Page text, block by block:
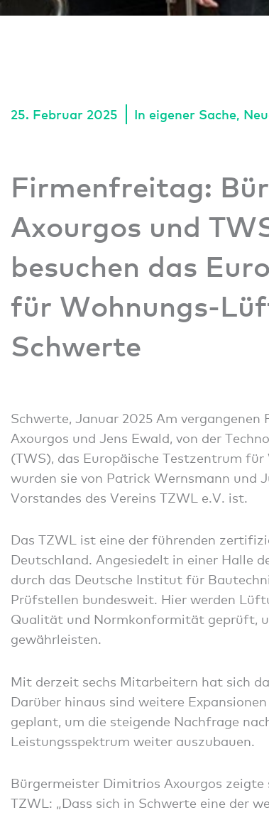
25. Februar 2025 In eigener Sache
Firmenfreitag:
Axourgos und
besuchen das
für Wohnungs-
Schwerte
Schwerte, Januar 2025 Am
Axourgos und Jens Ewald, von der
(TWS), das Europäische Testzentrum
wurden sie von Patrick Wernsmann und
Vorstandes des Vereins TZWL e.V. ist.
Das TZWL ist eine der führenden
Deutschland. Angesiedelt in einer Halle
durch das Deutsche Institut für
Prüfstellen bundesweit. Hier werden
Qualität und Normkonformität geprüft,
gewährleisten.
Mit derzeit sechs Mitarbeitern hat sich
Darüber hinaus sind weitere
geplant, um die steigende Nachfrage
Leistungsspektrum weiter auszubauen.
Bürgermeister Dimitrios Axourgos
TZWL: „Dass sich in Schwerte eine der